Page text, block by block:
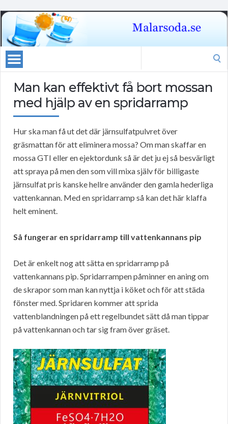
Man kan effektivt få bort mossan
med hjälp av en spridarramp
Hur ska man få ut det där järnsulfatpulvret över
gräsmattan för att eliminera mossa? Om man skaffar en
mossa GTI eller en ejektordunk så är det ju ej så besvärligt
att spraya på men den som vill mixa själv för billigaste
järnsulfat pris kanske hellre använder den gamla hederliga
vattenkannan. Med en spridarramp så kan det här klaffa
helt eminent.
Så fungerar en spridarramp till vattenkannans pip
Det är enkelt nog att sätta en spridarramp på
vattenkannans pip. Spridarrampen påminner en aning om
de skrapor som man kan nyttja i köket och för att städa
fönster med. Spridaren kommer att sprida
vattenblandningen på ett regelbundet sätt då man tippar
på vattenkannan och tar sig fram över gräset.